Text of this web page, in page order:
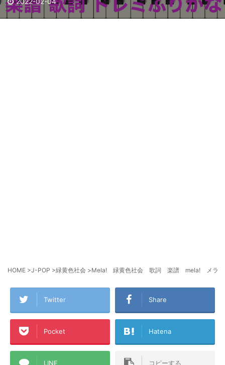
HOME >J-POP >緑黄色社会 >Mela! 緑黄色社会 歌詞 楽譜 mela! メラ りょ
Twitter Share
Pocket Hatena
LINE コピーする